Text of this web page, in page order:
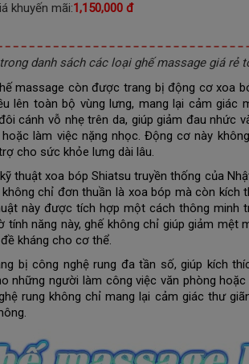
khuyến mãi:1,150,000 đ
danh sách các loại ghế massage giá rẻ
massage còn được trang bị động cơ xoa
lên toàn bộ vùng lưng, mang lại cảm giác
cánh vỗ nhẹ trên da, giúp giảm đau nhức
làm việc nặng nhọc. Động cơ này
cho sức khỏe lưng dài lâu.
thuật xoa bóp Shiatsu truyền thống của
chỉ đơn thuần là xoa bóp mà còn kích
này được tích hợp một cách thông minh
tính năng này, ghế không chỉ giúp giảm mệt
kháng cho cơ thể.
bị công nghệ rung đa tần số, giúp kích
những người làm công việc văn phòng
rung không chỉ mang lại cảm giác thư